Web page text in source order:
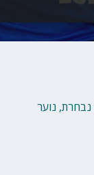
נבחרת, נוער